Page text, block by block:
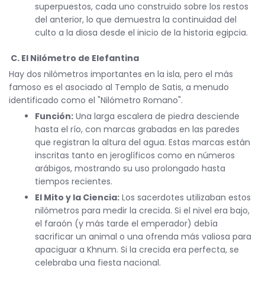
superpuestos, cada uno construido sobre los restos
del anterior, lo que demuestra la continuidad del
culto a la diosa desde el inicio de la historia egipcia.
C. El Nilómetro de Elefantina
Hay dos nilómetros importantes en la isla, pero el más
famoso es el asociado al Templo de Satis, a menudo
identificado como el "Nilómetro Romano".
Función: Una larga escalera de piedra desciende
hasta el río, con marcas grabadas en las paredes
que registran la altura del agua. Estas marcas están
inscritas tanto en jeroglíficos como en números
arábigos, mostrando su uso prolongado hasta
tiempos recientes.
El Mito y la Ciencia: Los sacerdotes utilizaban estos
nilómetros para medir la crecida. Si el nivel era bajo,
el faraón (y más tarde el emperador) debía
sacrificar un animal o una ofrenda más valiosa para
apaciguar a Khnum. Si la crecida era perfecta, se
celebraba una fiesta nacional.